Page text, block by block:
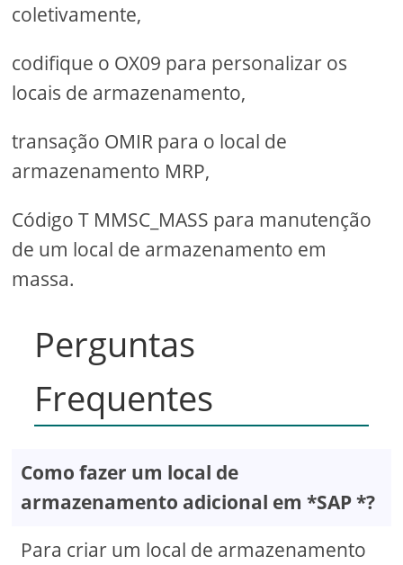
coletivamente,
codifique o OX09 para personalizar os
locais de armazenamento,
transação OMIR para o local de
armazenamento MRP,
Código T MMSC_MASS para manutenção
de um local de armazenamento em
massa.
Perguntas
Frequentes
Como fazer um local de
armazenamento adicional em *SAP *?
Para criar um local de armazenamento